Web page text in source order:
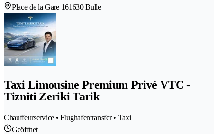
Place de la Gare 161630 Bulle
Taxi Limousine Premium Privé VTC -
Tizniti Zeriki Tarik
Chauffeurservice • Flughafentransfer • Taxi
Geöffnet